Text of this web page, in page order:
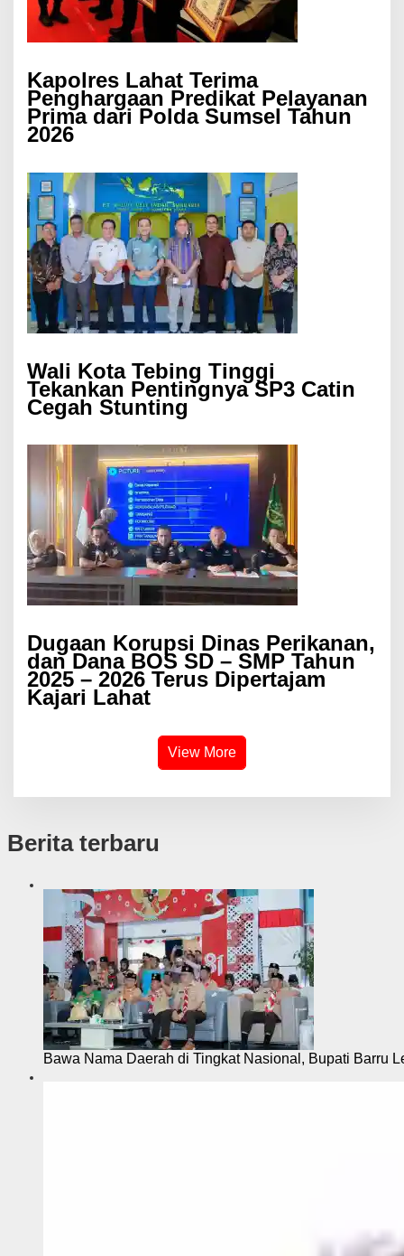
Kapolres Lahat Terima
Penghargaan Predikat Pelayanan
Prima dari Polda Sumsel Tahun
2026
Wali Kota Tebing Tinggi
Tekankan Pentingnya SP3 Catin
Cegah Stunting
Dugaan Korupsi Dinas Perikanan,
dan Dana BOS SD – SMP Tahun
2025 – 2026 Terus Dipertajam
Kajari Lahat
View More
Berita terbaru
Bawa Nama Daerah di Tingkat Nasional, Bupati Barru